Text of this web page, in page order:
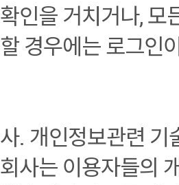
확인을 거치거나, 모
할 경우에는 로그인
사. 개인정보관련 기
회사는 이용자들의